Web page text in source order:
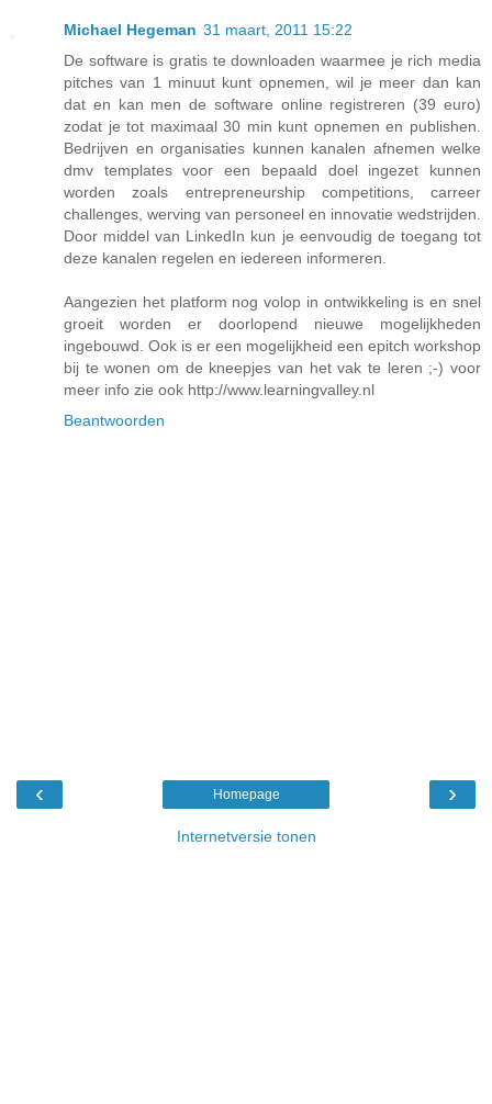
Michael Hegeman 31 maart, 2011 15:22
De software is gratis te downloaden waarmee je rich media
pitches van 1 minuut kunt opnemen, wil je meer dan kan
dat en kan men de software online registreren (39 euro)
zodat je tot maximaal 30 min kunt opnemen en publishen.
Bedrijven en organisaties kunnen kanalen afnemen welke
dmv templates voor een bepaald doel ingezet kunnen
worden zoals entrepreneurship competitions, carreer
challenges, werving van personeel en innovatie wedstrijden.
Door middel van LinkedIn kun je eenvoudig de toegang tot
deze kanalen regelen en iedereen informeren.
Aangezien het platform nog volop in ontwikkeling is en snel
groeit worden er doorlopend nieuwe mogelijkheden
ingebouwd. Ook is er een mogelijkheid een epitch workshop
bij te wonen om de kneepjes van het vak te leren ;-) voor
meer info zie ook http://www.learningvalley.nl
Beantwoorden
‹ ›
Homepage
Internetversie tonen